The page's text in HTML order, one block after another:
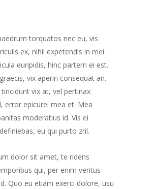
torquatos nec eu, vis
ex, nihil expetendis in mei.
euripidis, hinc partem ei est.
vix aperiri consequat an.
vix at, vel pertinax
error epicurei mea et. Mea
moderatius id. Vis ei
eu qui purto zril.
dolor sit amet, te ridens
qui, per enim veritus
Quo eu etiam exerci dolore, usu